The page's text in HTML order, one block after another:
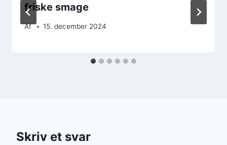
friske smage
Af 15. december 2024
Skriv et svar